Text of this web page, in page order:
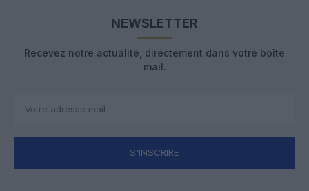
NEWSLETTER
Recevez notre actualité, directement dans votre boîte
mail.
S'INSCRIRE